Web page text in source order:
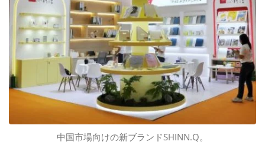
中国市場向けの新ブランドSHINN.Q。